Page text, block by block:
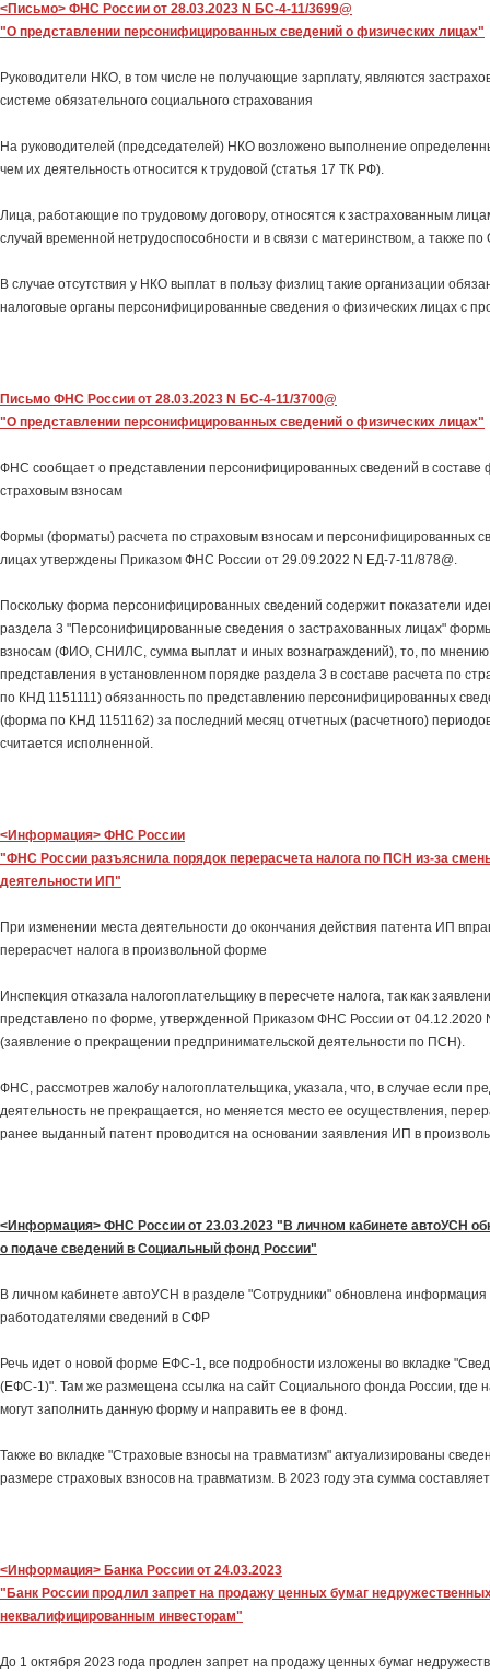
<Письмо> ФНС России от 28.03.2023 N БС-4-11/3699@
"О представлении персонифицированных сведений о физических лицах"
Руководители НКО, в том числе не получающие зарплату, являются
системе обязательного социального страхования
На руководителей (председателей) НКО возложено выполнение
чем их деятельность относится к трудовой (статья 17 ТК РФ).
Лица, работающие по трудовому договору, относятся к застрахованным
случай временной нетрудоспособности и в связи с материнством, а также
В случае отсутствия у НКО выплат в пользу физлиц такие организации
налоговые органы персонифицированные сведения о физических лицах с
Письмо ФНС России от 28.03.2023 N БС-4-11/3700@
"О представлении персонифицированных сведений о физических лицах"
ФНС сообщает о представлении персонифицированных сведений в составе
страховым взносам
Формы (форматы) расчета по страховым взносам и персонифицированных
лицах утверждены Приказом ФНС России от 29.09.2022 N ЕД-7-11/878@.
Поскольку форма персонифицированных сведений содержит показатели
раздела 3 "Персонифицированные сведения о застрахованных лицах"
взносам (ФИО, СНИЛС, сумма выплат и иных вознаграждений), то, по
представления в установленном порядке раздела 3 в составе расчета по
по КНД 1151111) обязанность по представлению персонифицированных
(форма по КНД 1151162) за последний месяц отчетных (расчетного)
считается исполненной.
<Информация> ФНС России
"ФНС России разъяснила порядок перерасчета налога по ПСН из-за
деятельности ИП"
При изменении места деятельности до окончания действия патента ИП
перерасчет налога в произвольной форме
Инспекция отказала налогоплательщику в пересчете налога, так как
представлено по форме, утвержденной Приказом ФНС России от 04.12.2020
(заявление о прекращении предпринимательской деятельности по ПСН).
ФНС, рассмотрев жалобу налогоплательщика, указала, что, в случае если
деятельность не прекращается, но меняется место ее осуществления,
ранее выданный патент проводится на основании заявления ИП в
<Информация> ФНС России от 23.03.2023 "В личном кабинете автоУСН
о подаче сведений в Социальный фонд России"
В личном кабинете автоУСН в разделе "Сотрудники" обновлена информация
работодателями сведений в СФР
Речь идет о новой форме ЕФС-1, все подробности изложены во вкладке
(ЕФС-1)". Там же размещена ссылка на сайт Социального фонда России, где
могут заполнить данную форму и направить ее в фонд.
Также во вкладке "Страховые взносы на травматизм" актуализированы
размере страховых взносов на травматизм. В 2023 году эта сумма
<Информация> Банка России от 24.03.2023
"Банк России продлил запрет на продажу ценных бумаг
неквалифицированным инвесторам"
До 1 октября 2023 года продлен запрет на продажу ценных бумаг